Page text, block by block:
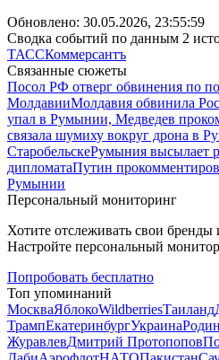
Обновлено: 30.05.2026, 23:55:59
Сводка событий по данным 2
ТАССКоммерсантъ
Связанные сюжеты
Посол РФ отверг обвинения по
МолдавииМолдавия обвинила
упал в Румынии, Медведев
связала шумиху вокруг дрона в
СтаробельскеРумыния высылает
дипломатаПутин
Румынии
Персональный мониторинг
Хотите отслеживать свои бренды
Настройте персональный
Попробовать бесплатно
Топ упоминаний
МоскваЯблокоWildberriesТаиланд
ТрампЕкатеринбургУкраина
ЖуравлевДмитрий Протопопов